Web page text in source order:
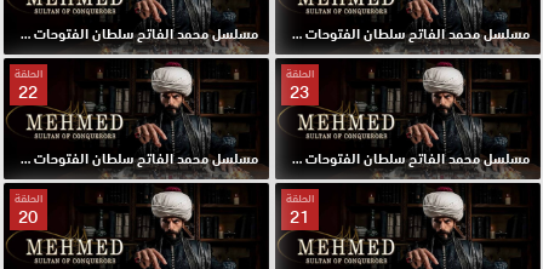
مسلسل محمد الفاتح سلطان الفتوحات مترجم الحلقة 25 HD مسلسل محمد الفاتح سلطان الفتوحات مترجم الحلقة 24 HD
الحلقة
23
مسلسل محمد الفاتح سلطان الفتوحات مترجم الحلقة 23 HD
الحلقة
22
مسلسل محمد الفاتح سلطان الفتوحات مترجم الحلقة 22 HD
الحلقة
21
الحلقة
20